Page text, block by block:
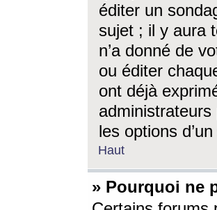
éditer un
sujet ; il y aura
n’a donné de
ou éditer
ont déjà
administrateurs
les options
Haut
» Pourquoi ne